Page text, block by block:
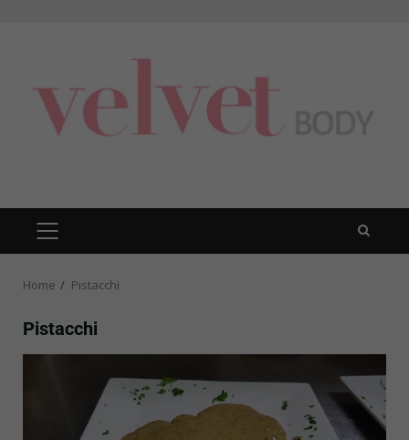
PRIMARY
MENU
Home Pistacchi
Pistacchi